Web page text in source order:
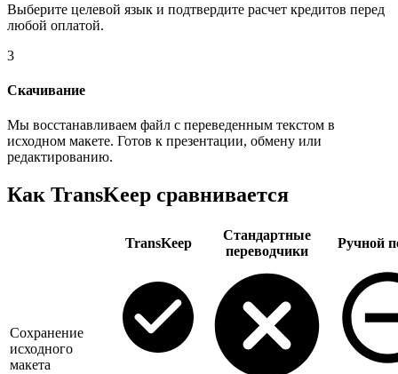
Выберите целевой язык и подтвердите расчет кредитов перед
любой оплатой.
3
Скачивание
Мы восстанавливаем файл с переведенным текстом в
исходном макете. Готов к презентации, обмену или
редактированию.
Как TransKeep сравнивается
TransKeep
Стандартные
переводчики
Ручной
Сохранение
исходного
макета